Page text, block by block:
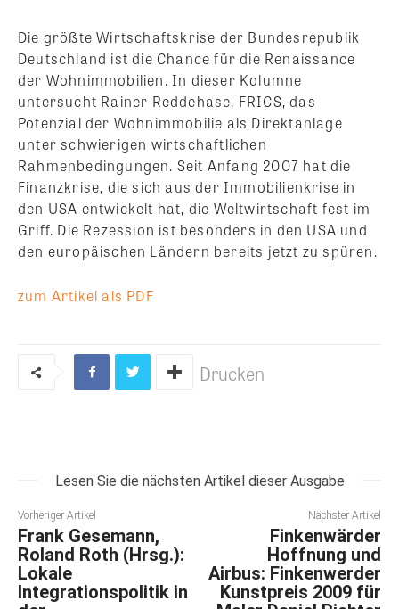
Die größte Wirtschaftskrise der Bundesrepublik
Deutschland ist die Chance für die Renaissance
der Wohnimmobilien. In dieser Kolumne
untersucht Rainer Reddehase, FRICS, das
Potenzial der Wohnimmobilie als Direktanlage
unter schwierigen wirtschaftlichen
Rahmenbedingungen. Seit Anfang 2007 hat die
Finanzkrise, die sich aus der Immobilienkrise in
den USA entwickelt hat, die Weltwirtschaft fest im
Griff. Die Rezession ist besonders in den USA und
den europäischen Ländern bereits jetzt zu spüren.
zum Artikel als PDF
Drucken
Lesen Sie die nächsten Artikel dieser Ausgabe
Vorheriger Artikel
Frank Gesemann,
Roland Roth (Hrsg.):
Lokale
Integrationspolitik in
Nächster Artikel
Finkenwärder
Hoffnung und
Airbus: Finkenwerder
Kunstpreis 2009 für